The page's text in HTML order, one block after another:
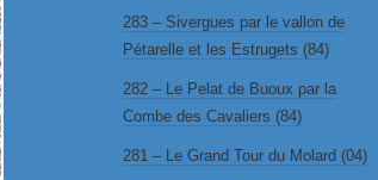
283 – Sivergues par le vallon de
Pétarelle et les Estrugets (84)
282 – Le Pelat de Buoux par la
Combe des Cavaliers (84)
281 – Le Grand Tour du Molard (04)